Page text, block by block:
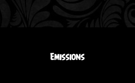
Emissions